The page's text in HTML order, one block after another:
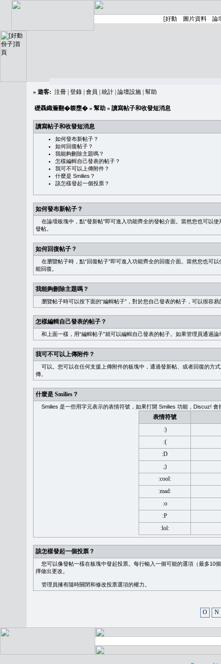
» 遊客: 注冊 登錄 會員 統計 論壇設施 幫助
礎聶織簷翻�䪖壅� » 幫助 » 讀寫帖子和收發短消息
讀寫帖子和收發短消息
如何發布新帖子？
如何回復帖子？
我能夠刪除主題嗎？
怎樣編輯自己發表的帖子？
我可不可以上傳附件？
什麼是 Smilies？
該怎樣發起一個投票？
如何發布新帖子？
在論壇板塊中，點“發新帖”即可進入功能齊全的發帖介面。當然您也可以
發帖。
如何回復帖子？
在瀏覽帖子時，點“回復帖子”即可進入功能齊全的回復介面。當然您也可
能回復。
我能夠刪除主題嗎？
瀏覽帖子時可以按下面的“編輯帖子”，對於您自己發表的帖子，可以很容
怎樣編輯自己發表的帖子？
和上面一樣，用“編輯帖子”就可以編輯自己發表的帖子。如果管理員通過
我可不可以上傳附件？
可以。您可以在任何支援上傳附件的板塊中，通過發新帖、或者回復的方
傳。
什麼是 Smilies？
Smilies 是一些用字元表示的表情符號，如果打開 Smilies 功能，Discuz!
表情符號
:)
:(
:D
;)
:cool:
:mad:
:o
:P
:lol:
該怎樣發起一個投票？
您可以像發帖一樣在板塊中發起投票。每行輸入一個可能的選項（最多10
擇做出更改。
管理員擁有隨時關閉和修改投票選項的權力。
O N